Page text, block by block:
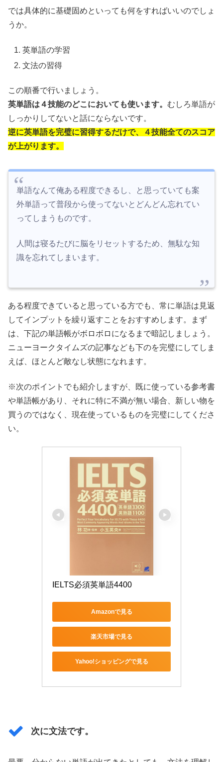
では具体的に基礎固めといっても何をすればいいのでしょ
うか。
英単語の学習
文法の習得
この順番で行いましょう。
英単語は４技能のどこにおいても使います。 むしろ単語が
しっかりしてないと話にならないです。
逆に英単語を完璧に習得するだけで、４技能全てのスコア
が上がります。
単語なんて俺ある程度できるし、と思っていても案
外単語って普段から使ってないとどんどん忘れてい
ってしまうものです。
人間は寝るたびに脳をリセットするため、無駄な知
識を忘れてしまいます。
ある程度できていると思っている方でも、常に単語は見返
してインプットを繰り返すことをおすすめします。まず
は、下記の単語帳がボロボロになるまで暗記しましょう。
ニューヨークタイムズの記事なども下のを完璧にしてしま
えば、ほとんど敵なし状態になれます。
※次のポイントでも紹介しますが、既に使っている参考書
や単語帳があり、それに特に不満が無い場合、新しい物を
買うのではなく、現在使っているものを完璧にしてくださ
い。
IELTS必須英単語4400
Amazonで見る
楽天市場で見る
Yahoo!ショッピングで見る
次に文法です。